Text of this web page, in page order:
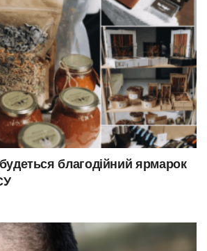
благодійний ярмарок